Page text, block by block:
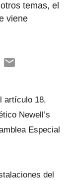
temas, el
viene
artículo 18,
Newell’s
Especial
del